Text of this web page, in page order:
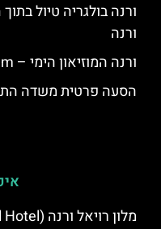
ורנה בולגריה טיול
ורנה
ורנה המוזיאון הימי – Naval Museum
הסעה פרטית משדה
מלון רויאל ורנה (Royal Hotel) – סקירה